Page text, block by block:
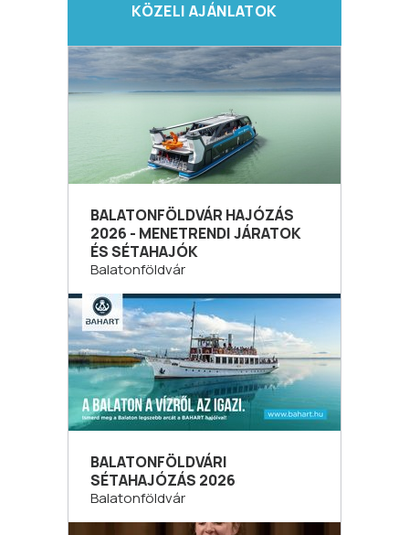
KÖZELI AJÁNLATOK
BALATONFÖLDVÁR HAJÓZÁS
2026 - MENETRENDI JÁRATOK
ÉS SÉTAHAJÓK
Balatonföldvár
BALATONFÖLDVÁRI
SÉTAHAJÓZÁS 2026
Balatonföldvár